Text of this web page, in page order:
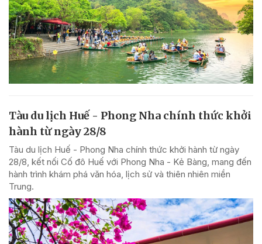
Tàu du lịch Huế - Phong Nha chính thức khởi
hành từ ngày 28/8
Tàu du lịch Huế - Phong Nha chính thức khởi hành từ ngày
28/8, kết nối Cố đô Huế với Phong Nha - Kẻ Bàng, mang đến
hành trình khám phá văn hóa, lịch sử và thiên nhiên miền
Trung.